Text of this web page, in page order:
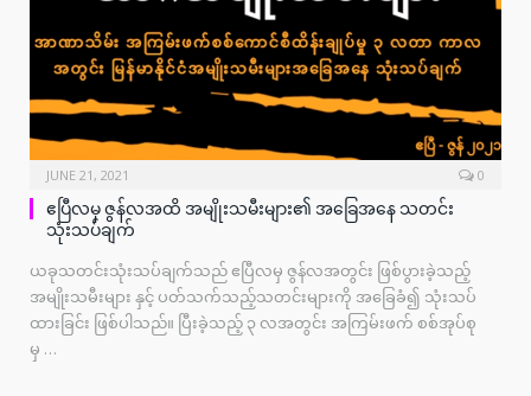
JUNE 21, 2021 0
ဧပြီလမှ ဇွန်လအထိ အမျိုးသမီးများ၏ အခြေအနေ သတင်း
သုံးသပ်ချက်
ယခုသတင်းသုံးသပ်ချက်သည် ဧပြီလမှ ဇွန်လအတွင်း ဖြစ်ပွားခဲ့သည့်
အမျိုးသမီးများ နှင့် ပတ်သက်သည့်သတင်းများကို အခြေခံ၍ သုံးသပ်
ထားခြင်း ဖြစ်ပါသည်။ ပြီးခဲ့သည့် ၃ လအတွင်း အကြမ်းဖက် စစ်အုပ်စု
မှ …